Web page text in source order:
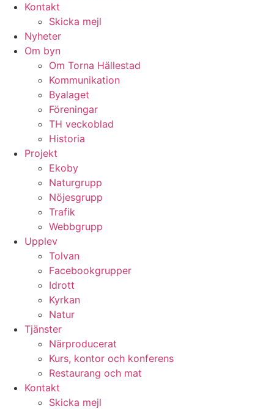
Kontakt
Skicka mejl
Nyheter
Om byn
Om Torna Hällestad
Kommunikation
Byalaget
Föreningar
TH veckoblad
Historia
Projekt
Ekoby
Naturgrupp
Nöjesgrupp
Trafik
Webbgrupp
Upplev
Tolvan
Facebookgrupper
Idrott
Kyrkan
Natur
Tjänster
Närproducerat
Kurs, kontor och konferens
Restaurang och mat
Kontakt
Skicka mejl